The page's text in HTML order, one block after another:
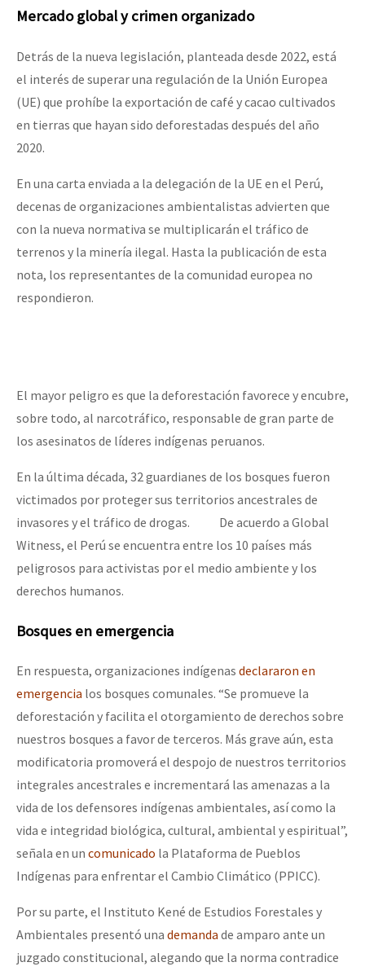
Mercado global y crimen organizado
Detrás de la nueva legislación, planteada desde 2022, está
el interés de superar una regulación de la Unión Europea
(UE) que prohíbe la exportación de café y cacao cultivados
en tierras que hayan sido deforestadas después del año
2020.
En una carta enviada a la delegación de la UE en el Perú,
decenas de organizaciones ambientalistas advierten que
con la nueva normativa se multiplicarán el tráfico de
terrenos y la minería ilegal. Hasta la publicación de esta
nota, los representantes de la comunidad europea no
respondieron.
El mayor peligro es que la deforestación favorece y encubre,
sobre todo, al narcotráfico, responsable de gran parte de
los asesinatos de líderes indígenas peruanos.
En la última década, 32 guardianes de los bosques fueron
victimados por proteger sus territorios ancestrales de
invasores y el tráfico de drogas. De acuerdo a Global
Witness, el Perú se encuentra entre los 10 países más
peligrosos para activistas por el medio ambiente y los
derechos humanos.
Bosques en emergencia
En respuesta, organizaciones indígenas declararon en
emergencia los bosques comunales. “Se promueve la
deforestación y facilita el otorgamiento de derechos sobre
nuestros bosques a favor de terceros. Más grave aún, esta
modificatoria promoverá el despojo de nuestros territorios
integrales ancestrales e incrementará las amenazas a la
vida de los defensores indígenas ambientales, así como la
vida e integridad biológica, cultural, ambiental y espiritual”,
señala en un comunicado la Plataforma de Pueblos
Indígenas para enfrentar el Cambio Climático (PPICC).
Por su parte, el Instituto Kené de Estudios Forestales y
Ambientales presentó una demanda de amparo ante un
juzgado constitucional, alegando que la norma contradice